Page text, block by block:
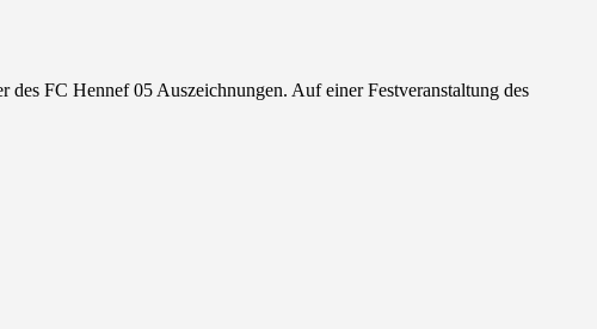
des FC Hennef 05 Auszeichnungen. Auf einer Festveranstaltung des